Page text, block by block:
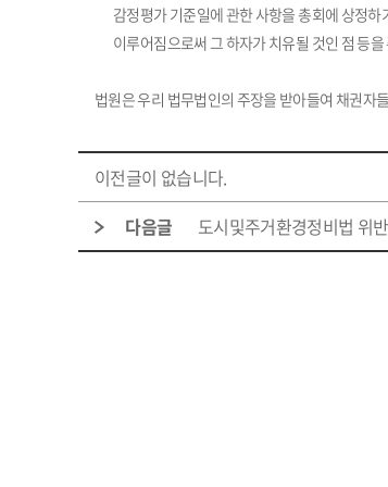
감정평가 기준일에 관한 사항을 총회에 상정
이루어짐으로써 그 하자가 치유될 것인 점 등
법원은 우리 법무법인의 주장을 받아들여 채권자
이전글이 없습니다.
다음글
도시및주거환경정비법 위